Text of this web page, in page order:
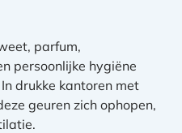
parfum,
persoonlijke hygiëne
drukke kantoren met
geuren zich ophopen,